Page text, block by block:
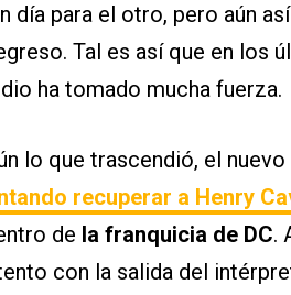
día para el otro, pero aún
Tal es así que en los
ha tomado mucha fuerza.
lo que trascendió, el
recuperar a Henry
de la franquicia de DC.
con la salida del